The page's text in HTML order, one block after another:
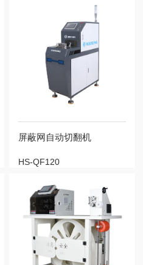
屏蔽网自动切翻机
HS-QF120